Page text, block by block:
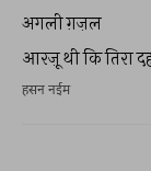
अगली ग़ज़ल
आरज़ू थी कि तिरा
हसन नईम